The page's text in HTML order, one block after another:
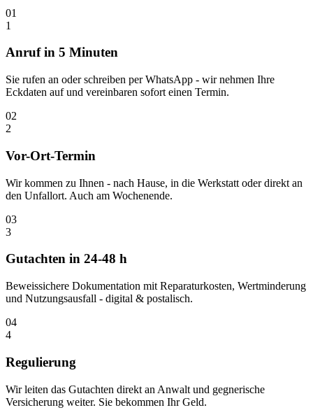
01
1
Anruf in 5 Minuten
Sie rufen an oder schreiben per WhatsApp - wir nehmen Ihre
Eckdaten auf und vereinbaren sofort einen Termin.
02
2
Vor-Ort-Termin
Wir kommen zu Ihnen - nach Hause, in die Werkstatt oder direkt an
den Unfallort. Auch am Wochenende.
03
3
Gutachten in 24-48 h
Beweissichere Dokumentation mit Reparaturkosten, Wertminderung
und Nutzungsausfall - digital & postalisch.
04
4
Regulierung
Wir leiten das Gutachten direkt an Anwalt und gegnerische
Versicherung weiter. Sie bekommen Ihr Geld.